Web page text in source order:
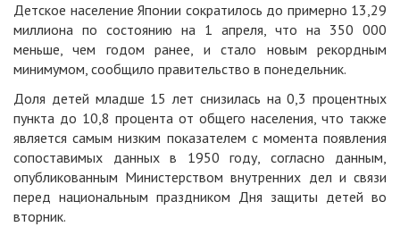
Детское население Японии сократилось до примерно 13,29
миллиона по состоянию на 1 апреля, что на 350 000
меньше, чем годом ранее, и стало новым рекордным
минимумом, сообщило правительство в понедельник.
Доля детей младше 15 лет снизилась на 0,3 процентных
пункта до 10,8 процента от общего населения, что также
является самым низким показателем с момента появления
сопоставимых данных в 1950 году, согласно данным,
опубликованным Министерством внутренних дел и связи
перед национальным праздником Дня защиты детей во
вторник.